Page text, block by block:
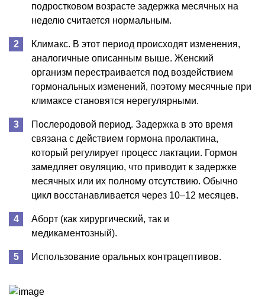
подростковом возрасте задержка месячных на
неделю считается нормальным.
Климакс. В этот период происходят изменения,
аналогичные описанным выше. Женский
организм перестраивается под воздействием
гормональных изменений, поэтому месячные при
климаксе становятся нерегулярными.
Послеродовой период. Задержка в это время
связана с действием гормона пролактина,
который регулирует процесс лактации. Гормон
замедляет овуляцию, что приводит к задержке
месячных или их полному отсутствию. Обычно
цикл восстанавливается через 10–12 месяцев.
Аборт (как хирургический, так и
медикаментозный).
Использование оральных контрацептивов.